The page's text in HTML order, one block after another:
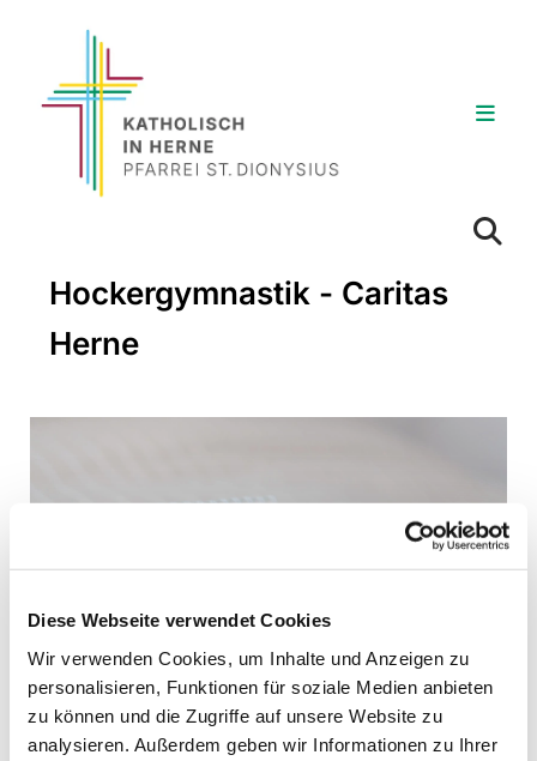
Diese Webseite verwendet Cookies
Wir verwenden Cookies, um Inhalte und Anzeigen zu
personalisieren, Funktionen für soziale Medien anbieten
zu können und die Zugriffe auf unsere Website zu
analysieren. Außerdem geben wir Informationen zu Ihrer
Hockergymnastik - Caritas
Herne